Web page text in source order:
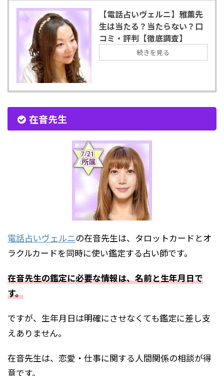
【電話占いヴェルニ】雅薫先
生は当たる？当たらない？口
コミ・評判【徹底調査】
続きを見る
在音先生
電話占いヴェルニの在音先生は、タロットカードとオ
ラクルカードを同時に使い鑑定する占い師です。
在音先生の鑑定に必要な情報は、名前と生年月日で
す。
ですが、生年月日は明確にさせなくても鑑定に差し支
えありません。
在音先生は、恋愛・仕事に関する人間関係の相談が得
意です。